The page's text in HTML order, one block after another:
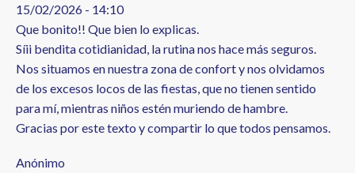
15/02/2026 - 14:10
Que bonito!! Que bien lo explicas.
Síii bendita cotidianidad, la rutina nos hace más seguros.
Nos situamos en nuestra zona de confort y nos olvidamos
de los excesos locos de las fiestas, que no tienen sentido
para mí, mientras niños estén muriendo de hambre.
Gracias por este texto y compartir lo que todos pensamos.
Anónimo